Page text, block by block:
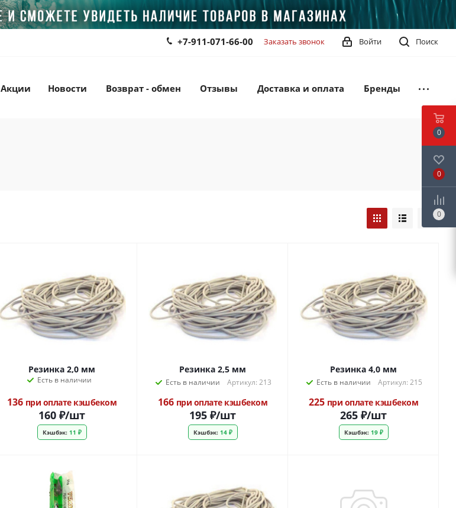
Поиск
Войти
+7-911-071-66-00 Заказать звонок
Акции Новости Возврат - обмен Отзывы Доставка и оплата Бренды
Резинка 2,0 мм
Есть в наличии
136 при оплате кэшбеком
160 ₽/шт
Кэшбэк:11 ₽
Резинка 2,5 мм
Есть в наличии Артикул: 213
166 при оплате кэшбеком
195 ₽/шт
Кэшбэк:14 ₽
Резинка 4,0 мм
Есть в наличии Артикул: 215
225 при оплате кэшбеком
265 ₽/шт
Кэшбэк:19 ₽
0
0
0